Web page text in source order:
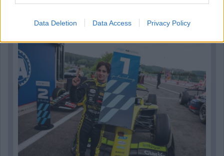
Data Deletion Data Access Privacy Policy
pletykákról